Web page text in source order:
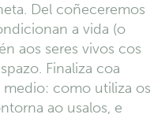
Del coñeceremos
a vida (o
aos seres vivos cos
Finaliza coa
como utiliza os
ao usalos, e